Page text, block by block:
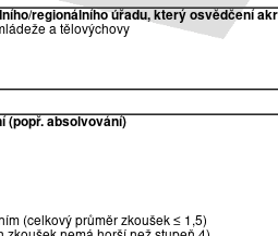
regionálního úřadu, který osvědčení
a tělovýchovy
(popř. absolvování)
(celkový průměr zkoušek ≤ 1,5)